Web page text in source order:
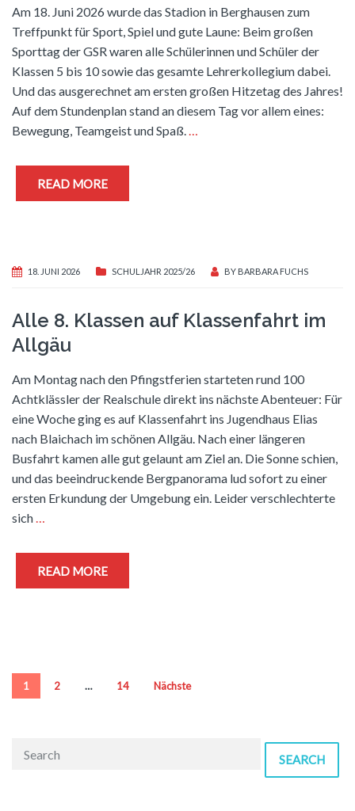
Am 18. Juni 2026 wurde das Stadion in Berghausen zum
Treffpunkt für Sport, Spiel und gute Laune: Beim großen
Sporttag der GSR waren alle Schülerinnen und Schüler der
Klassen 5 bis 10 sowie das gesamte Lehrerkollegium dabei.
Und das ausgerechnet am ersten großen Hitzetag des Jahres!
Auf dem Stundenplan stand an diesem Tag vor allem eines:
Bewegung, Teamgeist und Spaß.…
READ MORE
18. JUNI 2026 SCHULJAHR 2025/26 BY BARBARA FUCHS
Alle 8. Klassen auf Klassenfahrt im
Allgäu
Am Montag nach den Pfingstferien starteten rund 100
Achtklässler der Realschule direkt ins nächste Abenteuer: Für
eine Woche ging es auf Klassenfahrt ins Jugendhaus Elias
nach Blaichach im schönen Allgäu. Nach einer längeren
Busfahrt kamen alle gut gelaunt am Ziel an. Die Sonne schien,
und das beeindruckende Bergpanorama lud sofort zu einer
ersten Erkundung der Umgebung ein. Leider verschlechterte
sich…
READ MORE
Seitennummerierung
1 2 … 14 Nächste
SEARCH